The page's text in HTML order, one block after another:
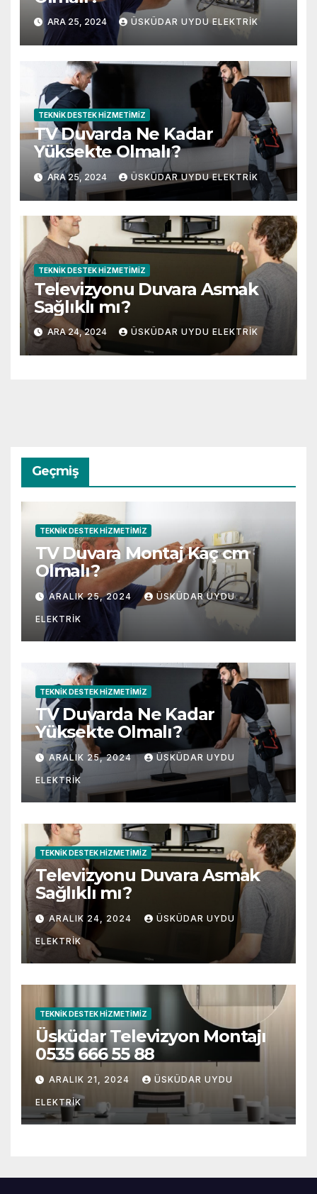
ARA 25, 2024 ÜSKÜDAR UYDU ELEKTRIK
TEKNIK DESTEK HIZMETIMIZ
TV Duvarda Ne Kadar
Yüksekte Olmalı?
ARA 25, 2024 ÜSKÜDAR UYDU ELEKTRIK
TEKNIK DESTEK HIZMETIMIZ
Televizyonu Duvara Asmak
Sağlıklı mı?
ARA 24, 2024 ÜSKÜDAR UYDU ELEKTRIK
Geçmiş
TEKNIK DESTEK HIZMETIMIZ
TV Duvara Montaj Kaç cm
Olmalı?
ARALIK 25, 2024 ÜSKÜDAR UYDU
ELEKTRIK
TEKNIK DESTEK HIZMETIMIZ
TV Duvarda Ne Kadar
Yüksekte Olmalı?
ARALIK 25, 2024 ÜSKÜDAR UYDU
ELEKTRIK
TEKNIK DESTEK HIZMETIMIZ
Televizyonu Duvara Asmak
Sağlıklı mı?
ARALIK 24, 2024 ÜSKÜDAR UYDU
ELEKTRIK
TEKNIK DESTEK HIZMETIMIZ
Üsküdar Televizyon Montajı
0535 666 55 88
ARALIK 21, 2024 ÜSKÜDAR UYDU
ELEKTRIK